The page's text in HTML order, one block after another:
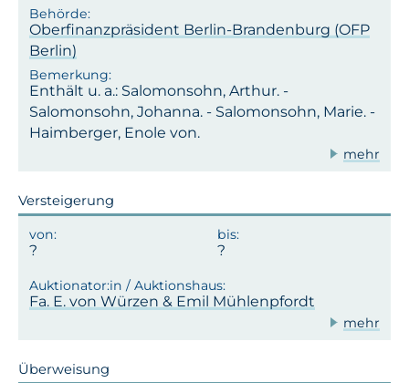
Oberfinanzpräsident Berlin-Brandenburg (OFP
Berlin)
Enthält u. a.: Salomonsohn, Arthur. -
Salomonsohn, Johanna. - Salomonsohn, Marie. -
Haimberger, Enole von.
mehr
Versteigerung
Fa. E. von Würzen & Emil Mühlenpfordt
mehr
Überweisung